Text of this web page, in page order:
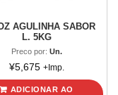
AGULINHA SABOR
L. 5KG
Preco por: Un.
¥5,675 +Imp.
ADICIONAR AO